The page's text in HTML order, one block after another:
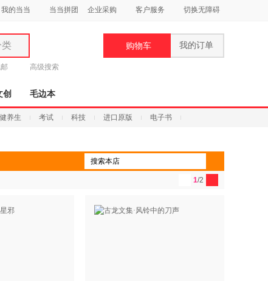
我的当当 当当拼团 企业采购 客户服务 切换无障碍
类
高级搜索
购物车 我的订单
创 毛边本
养生 考试 科技 进口原版 电子书
1/2